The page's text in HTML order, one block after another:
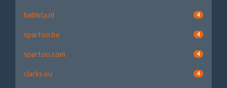
babista.nl 4
spartoo.be 4
spartoo.com 4
clarks.eu 4